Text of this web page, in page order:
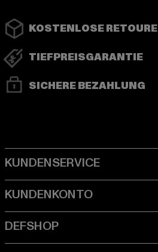
KOSTENLOSE RETOURE
TIEFPREISGARANTIE
SICHERE BEZAHLUNG